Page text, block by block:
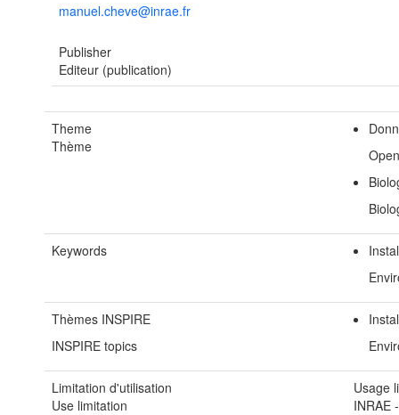
manuel.cheve@inrae.fr
Publisher
Editeur (publication)
Theme
Thème
Keywords
Thèmes INSPIRE
INSPIRE topics
Limitation d'utilisation
Use limitation
Usage
INRAE